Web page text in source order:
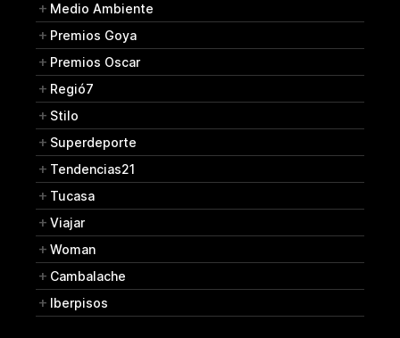
Medio Ambiente
Premios Goya
Premios Oscar
Regió7
Stilo
Superdeporte
Tendencias21
Tucasa
Viajar
Woman
Cambalache
Iberpisos